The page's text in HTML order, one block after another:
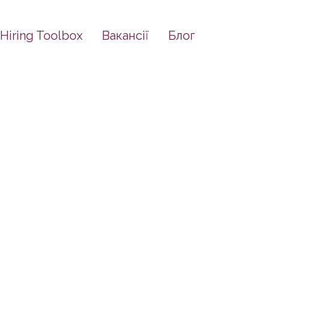
Hiring Toolbox Вакансії Блог